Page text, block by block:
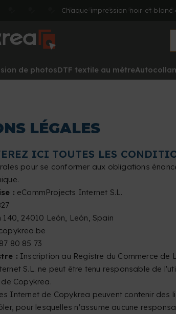
Chaque impression noir et blanc
de photosDTF textile au mètre
LÉGALES
ICI TOUTES LES
pour se conformer aux obligations
: eCommProjects Internet S.L.
140, 24010 León, León, Spain
80 85 73
: Inscription au Registre du Commerce de
S.L. ne peut être tenu responsable de
Copykrea.
Internet de Copykrea peuvent contenir des
pour lesquelles n'assume aucune